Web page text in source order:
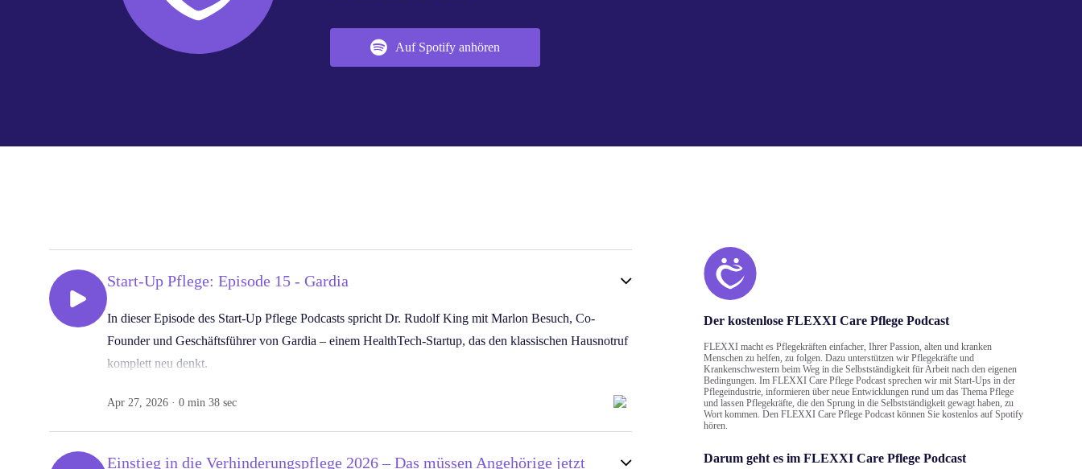
Auf Spotify anhören
Start-Up Pflege: Episode 15 - Gardia
In dieser Episode des Start-Up Pflege Podcasts spricht Dr. Rudolf King mit Marlon Besuch, Co-
Founder und Geschäftsführer von Gardia – einem HealthTech-Startup, das den klassischen Hausnotruf
komplett neu denkt.
Ausgangspunkt war ein persönliches und traumatisches Erlebnis: Ein Sturz in der Familie, bei dem
Apr 27, 2026 · 0 min 38 sec
Einstieg in die Verhinderungspflege 2026 – Das müssen Angehörige jetzt
Der kostenlose FLEXXI Care Pflege Podcast
FLEXXI macht es Pflegekräften einfacher, Ihrer Passion, alten und kranken
Menschen zu helfen, zu folgen. Dazu unterstützen wir Pflegekräfte und
Krankenschwestern beim Weg in die Selbstständigkeit für Arbeit nach den eigenen
Bedingungen. Im FLEXXI Care Pflege Podcast sprechen wir mit Start-Ups in der
Pflegeindustrie, informieren über neue Entwicklungen rund um das Thema Pflege
und lassen Pflegekräfte, die den Sprung in die Selbstständigkeit gewagt haben, zu
Wort kommen. Den FLEXXI Care Pflege Podcast können Sie kostenlos auf Spotify
hören.
Darum geht es im FLEXXI Care Pflege Podcast